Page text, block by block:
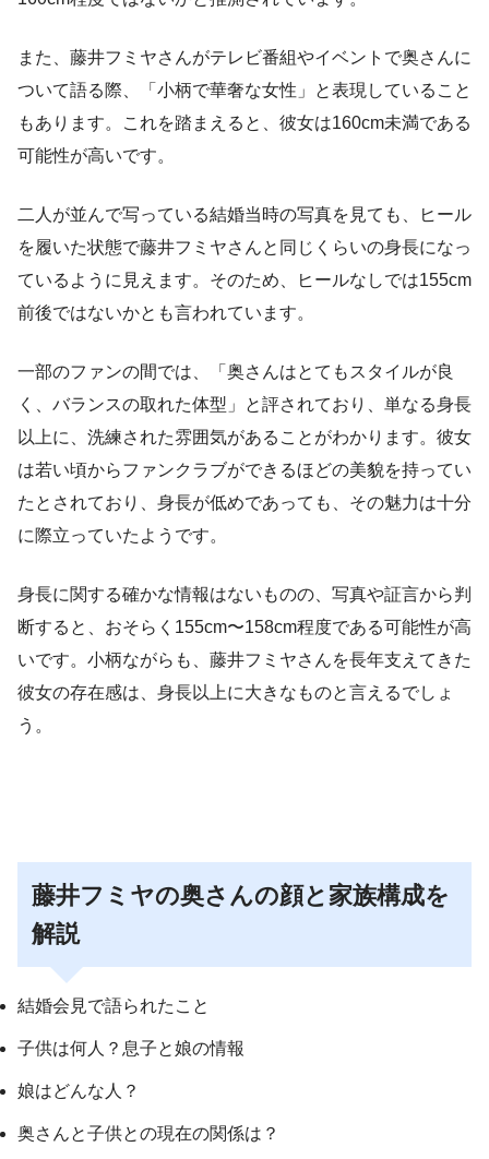
また、藤井フミヤさんがテレビ番組やイベントで奥さんに
ついて語る際、「小柄で華奢な女性」と表現していること
もあります。これを踏まえると、彼女は160cm未満である
可能性が高いです。
二人が並んで写っている結婚当時の写真を見ても、ヒール
を履いた状態で藤井フミヤさんと同じくらいの身長になっ
ているように見えます。そのため、ヒールなしでは155cm
前後ではないかとも言われています。
一部のファンの間では、「奥さんはとてもスタイルが良
く、バランスの取れた体型」と評されており、単なる身長
以上に、洗練された雰囲気があることがわかります。彼女
は若い頃からファンクラブができるほどの美貌を持ってい
たとされており、身長が低めであっても、その魅力は十分
に際立っていたようです。
身長に関する確かな情報はないものの、写真や証言から判
断すると、おそらく155cm〜158cm程度である可能性が高
いです。小柄ながらも、藤井フミヤさんを長年支えてきた
彼女の存在感は、身長以上に大きなものと言えるでしょ
う。
藤井フミヤの奥さんの顔と家族構成を
解説
結婚会見で語られたこと
子供は何人？息子と娘の情報
娘はどんな人？
奥さんと子供との現在の関係は？